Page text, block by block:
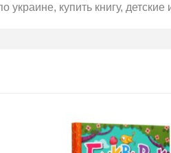
украине, купить книгу,